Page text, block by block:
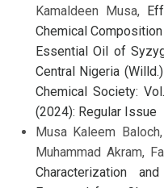
Kamaldeen Musa,
Chemical
Essential Oil of
Central Nigeria (Willd.)
Chemical Society:
(2024): Regular Issue
Musa Kaleem
Muhammad Akram,
Characterization